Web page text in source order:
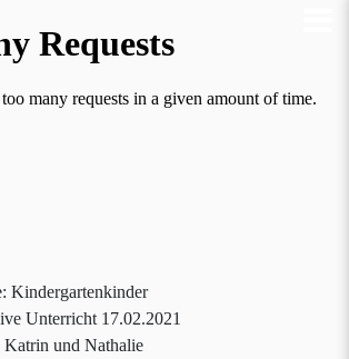
Kindergartenkinder
Unterricht 17.02.2021
Katrin und Nathalie